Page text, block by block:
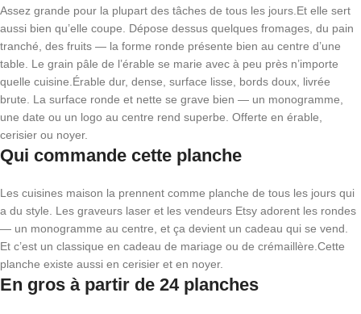
Assez grande pour la plupart des tâches de tous les jours.Et elle sert
aussi bien qu’elle coupe. Dépose dessus quelques fromages, du pain
tranché, des fruits — la forme ronde présente bien au centre d’une
table. Le grain pâle de l’érable se marie avec à peu près n’importe
quelle cuisine.Érable dur, dense, surface lisse, bords doux, livrée
brute. La surface ronde et nette se grave bien — un monogramme,
une date ou un logo au centre rend superbe. Offerte en érable,
cerisier ou noyer.
Qui commande cette planche
Les cuisines maison la prennent comme planche de tous les jours qui
a du style. Les graveurs laser et les vendeurs Etsy adorent les rondes
— un monogramme au centre, et ça devient un cadeau qui se vend.
Et c’est un classique en cadeau de mariage ou de crémaillère.Cette
planche existe aussi en cerisier et en noyer.
En gros à partir de 24 planches